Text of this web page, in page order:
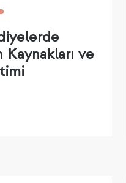
Kaynakları ve